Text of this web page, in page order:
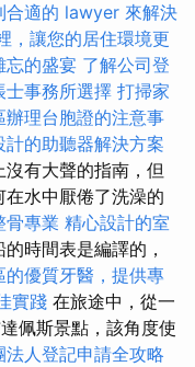
合適的 lawyer 來解決
，讓您的居住環境更
忘的盛宴 了解公司登
士事務所選擇 打掃家
辦理台胞證的注意事
的助聽器解決方案
沒有大聲的​​指南，但
水中厭倦了洗澡的
骨專業 精心設計的室
的時間表是編譯的，
的優質牙醫，提供專
實踐 在旅途中，從一
佩斯景點，該角度使
法人登記申請全攻略